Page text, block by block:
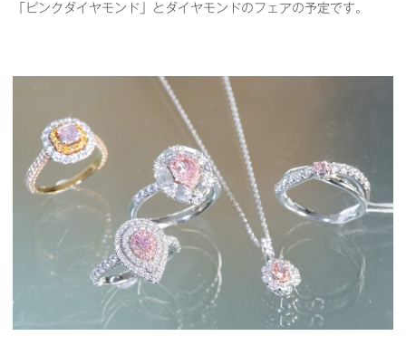
「ピンクダイヤモンド」とダイヤモンドのフェアの予定です。